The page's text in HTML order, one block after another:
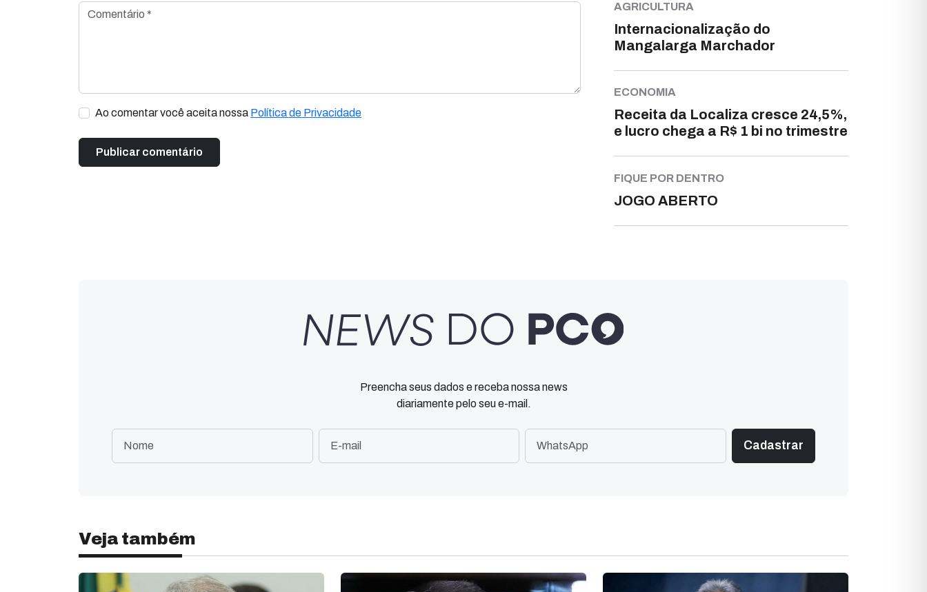
Comentário *
Ao comentar você aceita nossa Política de Privacidade
AGRICULTURA
Internacionalização do
Mangalarga Marchador
ECONOMIA
Receita da Localiza cresce 24,5%,
e lucro chega a R$ 1 bi no trimestre
FIQUE POR DENTRO
JOGO ABERTO
Preencha seus dados e receba nossa news
diariamente pelo seu e-mail.
Veja também